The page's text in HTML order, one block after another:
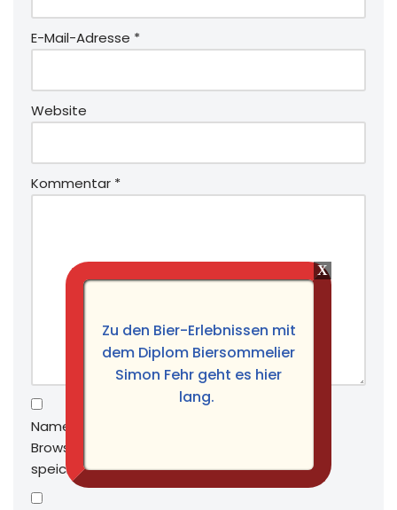
E-Mail-Adresse *
Website
Kommentar *
Name, E-Mail-Adresse und Website in diesem
Browser für meinen nächsten Kommentar
speichern.
Zu den Bier-Erlebnissen mit
dem Diplom Biersommelier
Simon Fehr geht es hier
lang.